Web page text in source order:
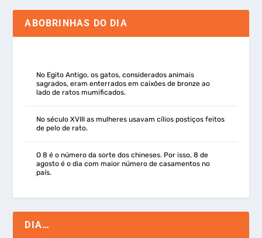
ABOBRINHAS DO DIA
No Egito Antigo, os gatos, considerados animais
sagrados, eram enterrados em caixões de bronze ao
lado de ratos mumificados.
No século XVIII as mulheres usavam cílios postiços feitos
de pelo de rato.
O 8 é o número da sorte dos chineses. Por isso, 8 de
agosto é o dia com maior número de casamentos no
país.
DIA…